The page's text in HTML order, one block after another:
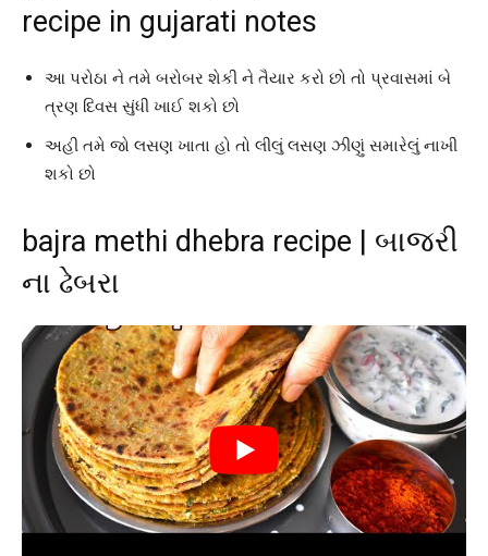
recipe in gujarati notes
આ પરોઠા ને તમે બરોબર શેકી ને તૈયાર કરો છો તો પ્રવાસમાં બે
ત્રણ દિવસ સુંધી ખાઈ શકો છો
અહી તમે જો લસણ ખાતા હો તો લીલું લસણ ઝીણું સમારેલું નાખી
શકો છો
bajra methi dhebra recipe | બાજરી
ના ઢેબરા